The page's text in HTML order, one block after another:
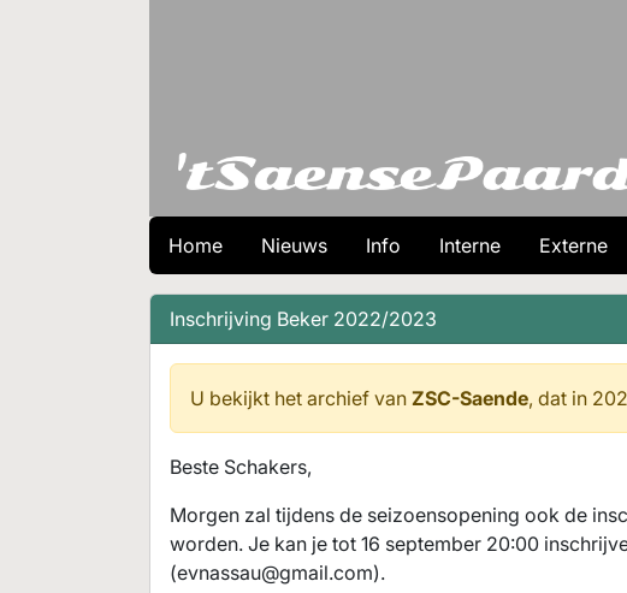
Home Nieuws Info Interne Externe
Inschrijving Beker 2022/2023
U bekijkt het archief van ZSC-Saende, dat in
Beste Schakers,
Morgen zal tijdens de seizoensopening ook de
worden. Je kan je tot 16 september 20:00
(evnassau@gmail.com).